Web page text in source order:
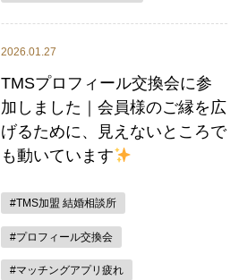
2026.01.27
TMSプロフィール交換会に参
加しました｜会員様のご縁を広
げるために、見えないところで
も動いています
#TMS加盟 結婚相談所
#プロフィール交換会
#マッチングアプリ疲れ